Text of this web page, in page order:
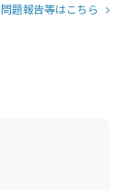
題報告等はこちら